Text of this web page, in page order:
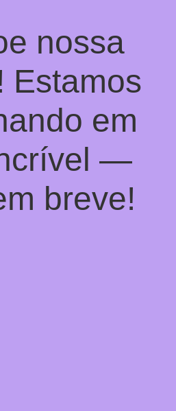
nossa
Estamos
em
—
breve!